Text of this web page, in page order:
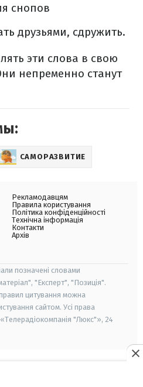
снопов
друзьями, сдружить.
эти слова в свою
непременно станут
САМОРАЗВИТИЕ
Рекламодавцям
Правила користування
Політика конфіденційності
Технічна інформація
Контакти
Архів
позначені словами
"Експерт", "Позиція".
цитування можна
сайтом. Усі права
"Люкс"», 24